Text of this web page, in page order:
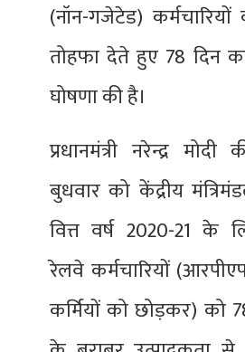
(नॉन-गजेटेड) कर्मचारियों
तोहफा देते हुए 78 दिन
घोषणा की है।
प्रधानमंत्री नरेन्द्र
बुधवार को केंद्रीय
वित्त वर्ष 2020-21 के
रेलवे कर्मचारियों
कर्मियों को छोड़कर) को